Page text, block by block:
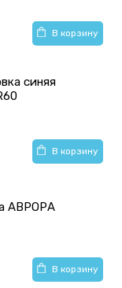
В корзину
синяя
В корзину
АВРОРА
В корзину